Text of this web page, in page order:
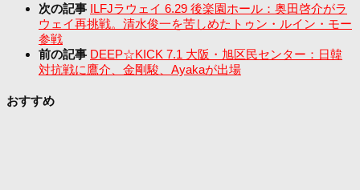
次の記事 ILFJラウェイ 6.29 後楽園ホール：奥田啓介がラ
ウェイ再挑戦。清水俊一を苦しめたトゥン・ルイン・モー
参戦
前の記事 DEEP☆KICK 7.1 大阪・旭区民センター：日韓
対抗戦に鷹介、金剛駿、Ayakaが出場
おすすめ